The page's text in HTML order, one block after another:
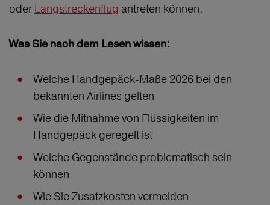
oder Langstreckenflug antreten können.
Was Sie nach dem Lesen wissen:
Welche Handgepäck-Maße 2026 bei den
bekannten Airlines gelten
Wie die Mitnahme von Flüssigkeiten im
Handgepäck geregelt ist
Welche Gegenstände problematisch sein
können
Wie Sie Zusatzkosten vermeiden